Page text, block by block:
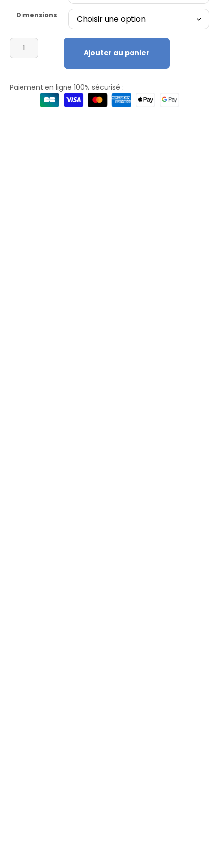
Dimensions
Ajouter au panier
Paiement en ligne 100% sécurisé :